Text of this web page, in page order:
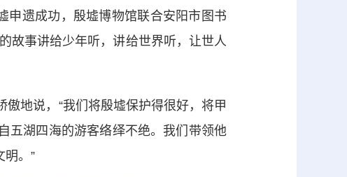
遗成功，殷墟博物馆联合安阳市图书
故事讲给少年听，讲给世界听，让世人
地说，“我们将殷墟保护得很好，将甲
五湖四海的游客络绎不绝。我们带领他
明。”